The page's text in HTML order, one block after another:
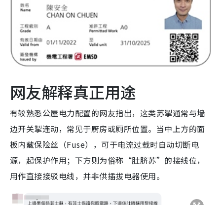
网友解释真正用途
有较熟悉公屋电力配置的网友指出，这类苏掣通常与墙
边开关掣连动，常见于厨房或厕所位置。当中上方的面
板内藏保险丝（Fuse），可于电流过载时自动切断电
源，起保护作用；下方则为俗称“肚脐苏”的接线位，
用作直接接驳电线，并非供插拔电器使用。